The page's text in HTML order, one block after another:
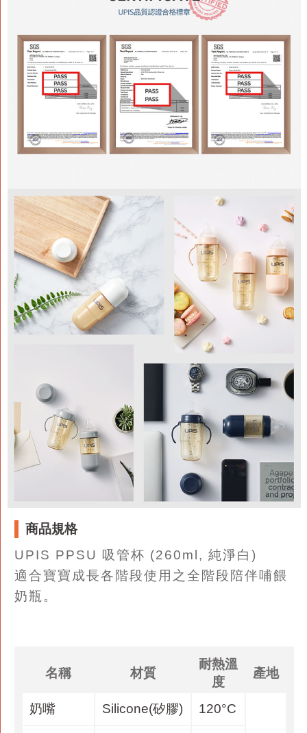
商品規格
UPIS PPSU 吸管杯 (260ml, 純淨白)
適合寶寶成長各階段使用之全階段陪伴哺餵
奶瓶。
名稱 材質
耐熱溫
度
產地
奶嘴 Silicone(矽膠) 120°C